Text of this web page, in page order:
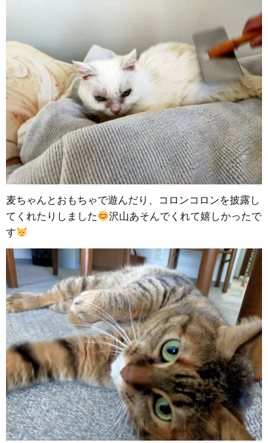
麦ちゃんとおもちゃで遊んだり、コロンコロンを披露し
てくれたりしました
沢山あそんでくれて嬉しかったで
す